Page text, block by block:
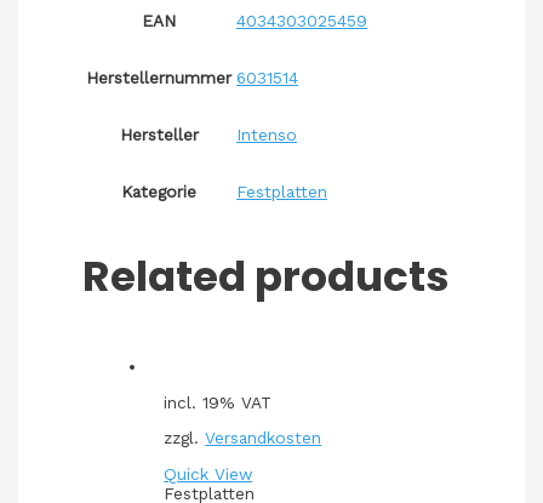
EAN 4034303025459
Herstellernummer 6031514
Hersteller Intenso
Kategorie Festplatten
Related products
incl. 19% VAT
zzgl.Versandkosten
Quick View
Festplatten